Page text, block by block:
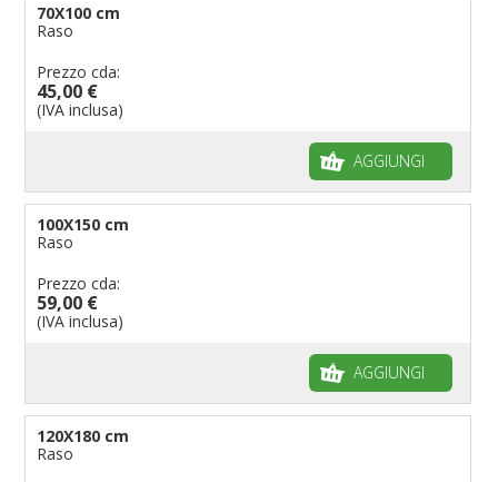
70X100 cm
Raso
Prezzo cda:
45,00 €
(IVA inclusa)
AGGIUNGI
100X150 cm
Raso
Prezzo cda:
59,00 €
(IVA inclusa)
AGGIUNGI
120X180 cm
Raso